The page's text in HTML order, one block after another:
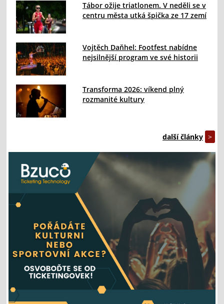
Tábor ožije triatlonem. V neděli se v
centru města utká špička ze 17 zemí
Vojtěch Daňhel: Footfest nabídne
nejsilnější program ve své historii
Transforma 2026: víkend plný
rozmanité kultury
další články >